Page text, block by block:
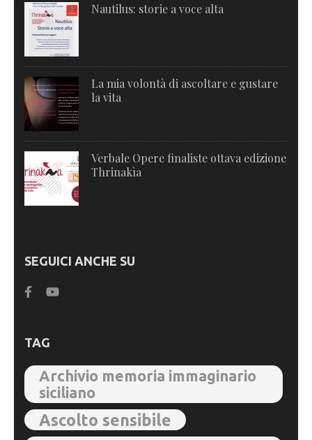
Nautilus: storie a voce alta
La mia volontà di ascoltare e gustare
la vita
Verbale Opere finaliste ottava edizione
Thrinakìa
SEGUICI ANCHE SU
TAG
Archivio memoria immaginario
siciliano
Ascolto sensibile